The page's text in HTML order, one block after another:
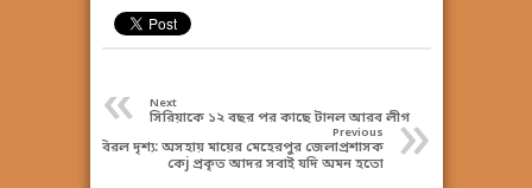
« Next
সিরিয়াকে ১২ বছর পর কাছে টানল আরব লীগ»
Previous
বিরল দৃশ্য: অসহায় মায়ের মেহেরপুর জেলাপ্রশাসক
কেj প্রকৃত আদর সবাই যদি অমন হতো